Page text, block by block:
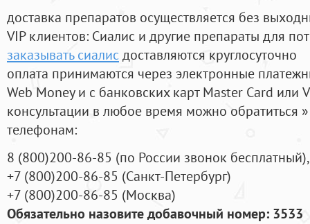
доставка препаратов осуществляется без
VIP клиентов: Сиалис и другие препараты для
заказывать сиалис доставляются круглосуточно
оплата принимаются через электронные
Web Money и с банковских карт Master Card или
консультации в любое время можно обратиться
телефонам:
8 (800)200-86-85 (по России звонок бесплатный),
+7 (800)200-86-85 (Санкт-Петербург)
+7 (800)200-86-85 (Москва)
Обязательно назовите добавочный номер: 3533